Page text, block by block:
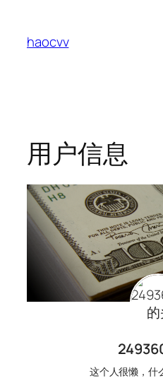
haocvv
用户信息
这个人很懒，什